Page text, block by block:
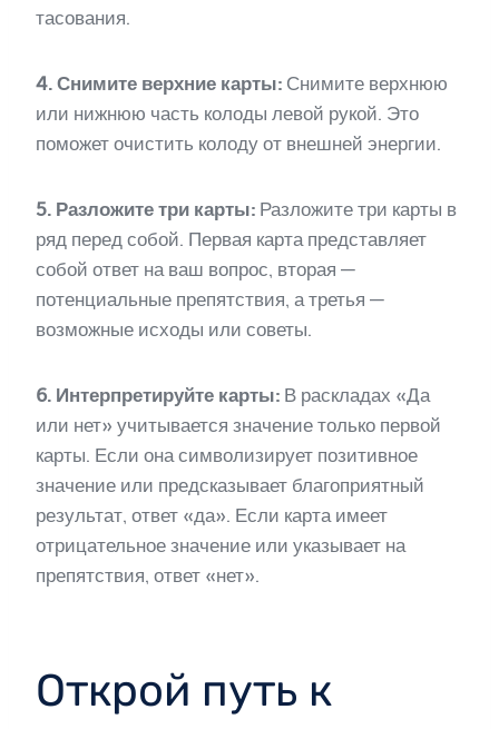
тасования.
4. Снимите верхние карты: Снимите верхнюю
или нижнюю часть колоды левой рукой. Это
поможет очистить колоду от внешней энергии.
5. Разложите три карты: Разложите три карты в
ряд перед собой. Первая карта представляет
собой ответ на ваш вопрос, вторая —
потенциальные препятствия, а третья —
возможные исходы или советы.
6. Интерпретируйте карты: В раскладах «Да
или нет» учитывается значение только первой
карты. Если она символизирует позитивное
значение или предсказывает благоприятный
результат, ответ «да». Если карта имеет
отрицательное значение или указывает на
препятствия, ответ «нет».
Открой путь к